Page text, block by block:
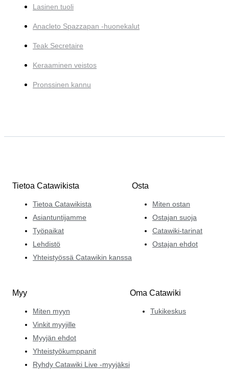
Lasinen tuoli
Anacleto Spazzapan -huonekalut
Teak Secretaire
Keraaminen veistos
Pronssinen kannu
Tietoa Catawikista
Tietoa Catawikista
Asiantuntijamme
Työpaikat
Lehdistö
Yhteistyössä Catawikin kanssa
Osta
Miten ostan
Ostajan suoja
Catawiki-tarinat
Ostajan ehdot
Myy
Miten myyn
Vinkit myyjille
Myyjän ehdot
Yhteistyökumppanit
Ryhdy Catawiki Live -myyjäksi
Oma Catawiki
Tukikeskus